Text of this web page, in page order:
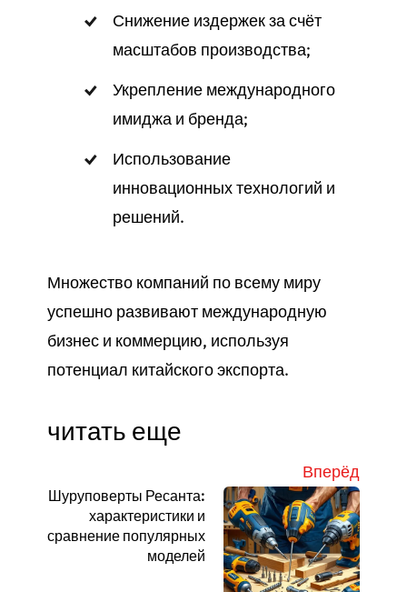
Снижение издержек за счёт
масштабов производства;
Укрепление международного
имиджа и бренда;
Использование
инновационных технологий и
решений.
Множество компаний по всему миру
успешно развивают международную
бизнес и коммерцию, используя
потенциал китайского экспорта.
читать еще
Вперёд
Шуруповерты Ресанта:
характеристики и
сравнение популярных
моделей